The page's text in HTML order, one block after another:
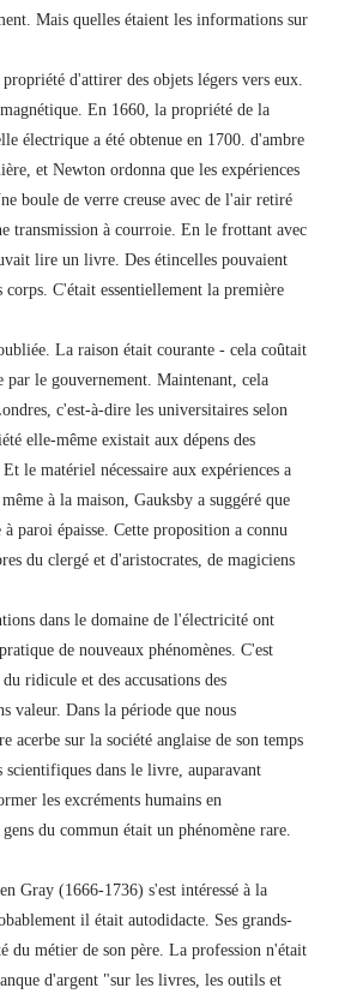
Mais quelles étaient les informations sur
d'attirer des objets légers vers eux.
En 1660, la propriété de la
électrique a été obtenue en 1700. d'ambre
et Newton ordonna que les expériences
boule de verre creuse avec de l'air retiré
transmission à courroie. En le frottant avec
lire un livre. Des étincelles pouvaient
C'était essentiellement la première
La raison était courante - cela coûtait
par le gouvernement. Maintenant, cela
c'est-à-dire les universitaires selon
elle-même existait aux dépens des
le matériel nécessaire aux expériences a
à la maison, Gauksby a suggéré que
paroi épaisse. Cette proposition a connu
du clergé et d'aristocrates, de magiciens
dans le domaine de l'électricité ont
de nouveaux phénomènes. C'est
ridicule et des accusations des
valeur. Dans la période que nous
sur la société anglaise de son temps
dans le livre, auparavant
les excréments humains en
du commun était un phénomène rare.
Gray (1666-1736) s'est intéressé à la
il était autodidacte. Ses grands-
du métier de son père. La profession n'était
d'argent "sur les livres, les outils et